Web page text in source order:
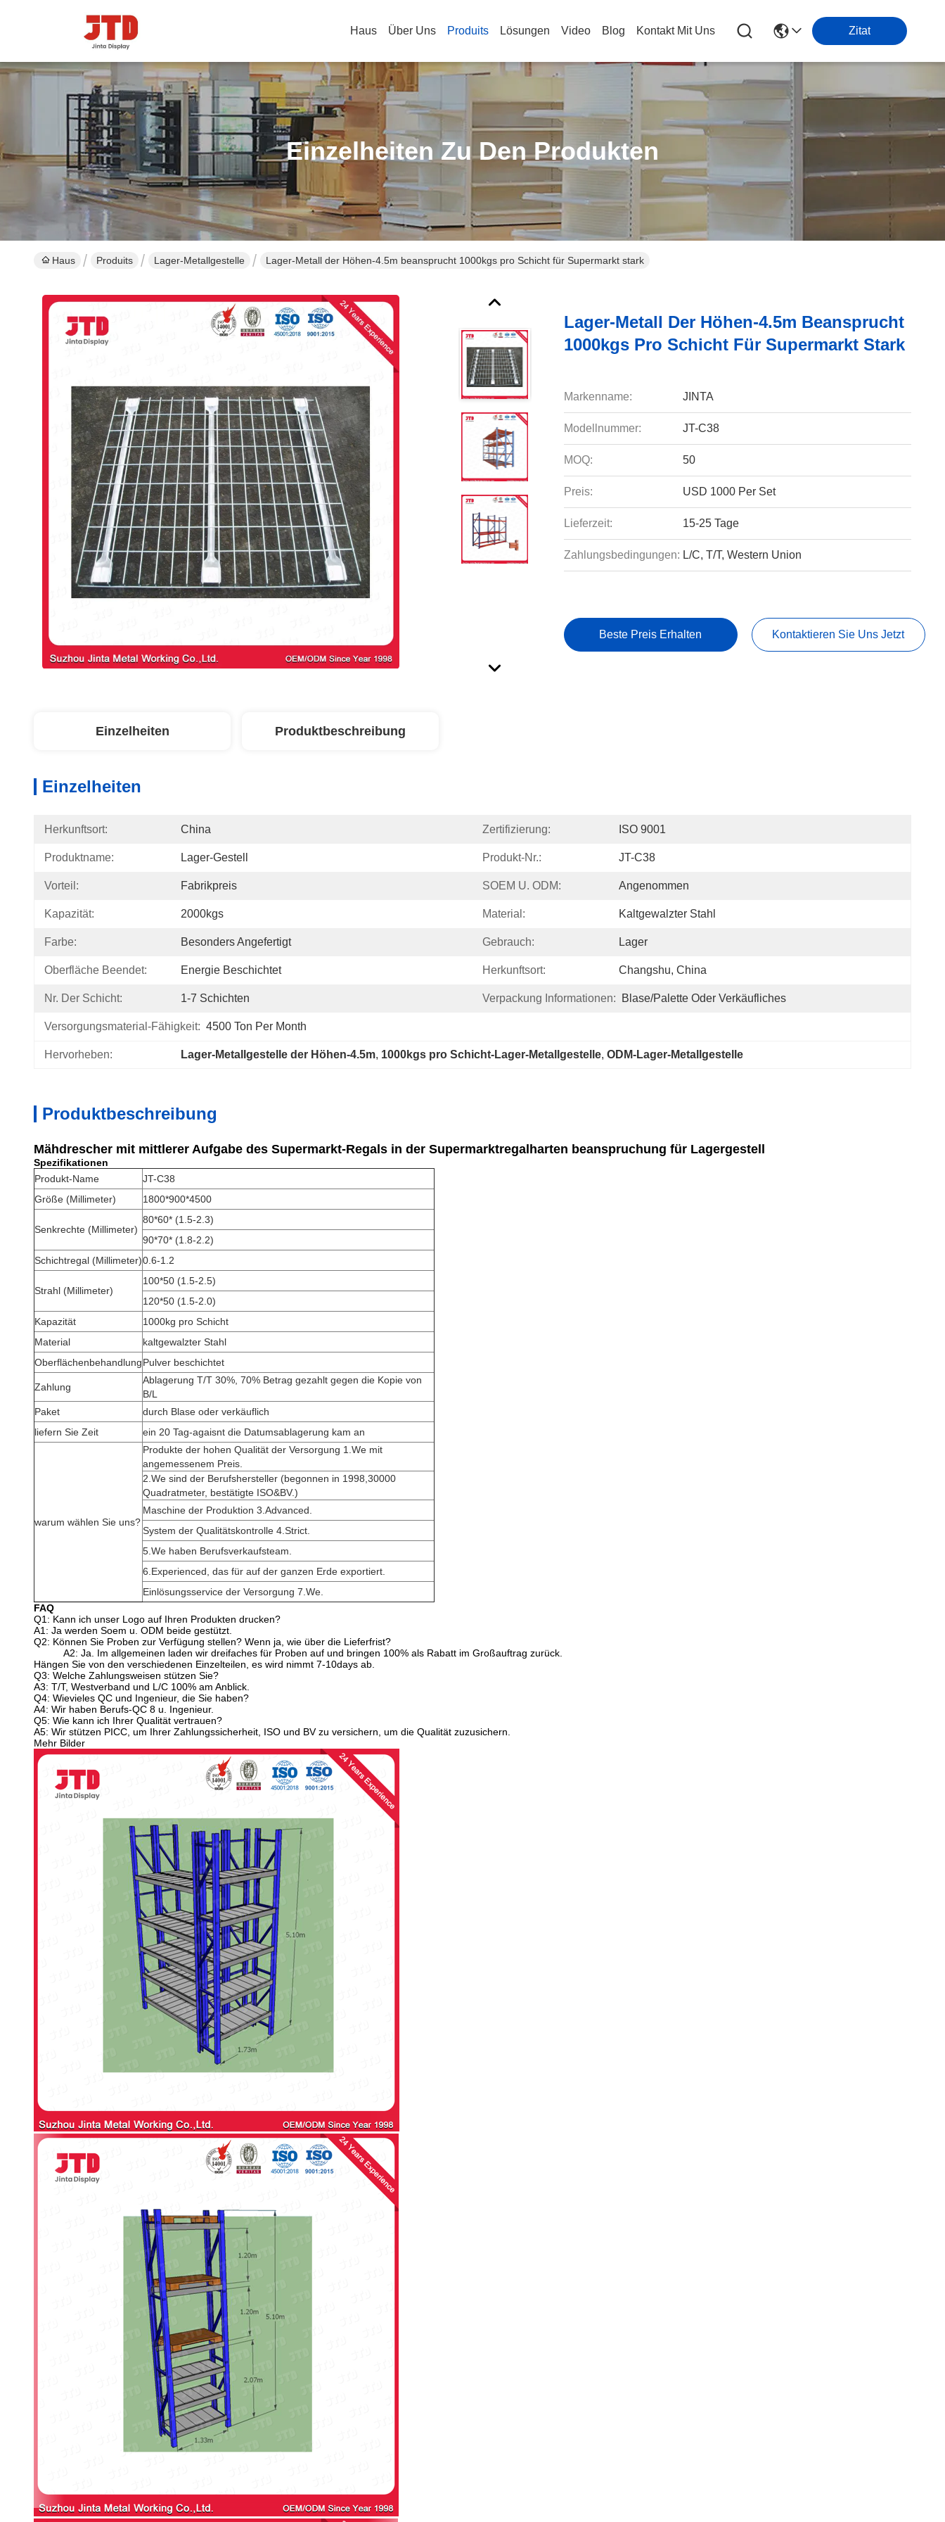
Haus Über Uns Produits Lösungen Video Blog Kontakt Mit Uns Zitat
Einzelheiten Zu Den Produkten
Haus Produits Lager-Metallgestelle Lager-Metall der Höhen-4.5m beansprucht 1000kgs pro Schicht für Supermarkt stark
Lager-Metall Der Höhen-4.5m Beansprucht
1000kgs Pro Schicht Für Supermarkt Stark
Markenname: JINTA
Modellnummer: JT-C38
MOQ: 50
Preis: USD 1000 Per Set
Lieferzeit: 15-25 Tage
Zahlungsbedingungen: L/C, T/T, Western Union
Beste Preis Erhalten Kontaktieren Sie Uns Jetzt
Einzelheiten Produktbeschreibung
Einzelheiten
Herkunftsort: China Zertifizierung: ISO 9001
Produktname: Lager-Gestell Produkt-Nr.: JT-C38
Vorteil: Fabrikpreis SOEM U. ODM: Angenommen
Kapazität: 2000kgs Material: Kaltgewalzter Stahl
Farbe: Besonders Angefertigt Gebrauch: Lager
Oberfläche Beendet: Energie Beschichtet Herkunftsort: Changshu, China
Nr. Der Schicht: 1-7 Schichten Verpackung Informationen: Blase/Palette Oder Verkäufliches
Versorgungsmaterial-Fähigkeit: 4500 Ton Per Month
Hervorheben: Lager-Metallgestelle der Höhen-4.5m, 1000kgs pro Schicht-Lager-Metallgestelle, ODM-Lager-Metallgestelle
Produktbeschreibung
Mähdrescher mit mittlerer Aufgabe des Supermarkt-Regals in der Supermarktregalharten beanspruchung für Lagergestell
Spezifikationen
Produkt-Name
JT-C38
Größe (Millimeter)
1800*900*4500
Senkrechte (Millimeter)
80*60* (1.5-2.3)
90*70* (1.8-2.2)
Schichtregal (Millimeter)0.6-1.2
Strahl (Millimeter)
100*50 (1.5-2.5)
120*50 (1.5-2.0)
Kapazität
1000kg pro Schicht
Material
kaltgewalzter Stahl
OberflächenbehandlungPulver beschichtet
Zahlung
Ablagerung T/T 30%, 70% Betrag gezahlt gegen die Kopie von
B/L
Paket
durch Blase oder verkäuflich
liefern Sie Zeit
ein 20 Tag-agaisnt die Datumsablagerung kam an
warum wählen Sie uns?
Produkte der hohen Qualität der Versorgung 1.We mit
angemessenem Preis.
2.We sind der Berufshersteller (begonnen in 1998,30000
Quadratmeter, bestätigte ISO&BV.)
Maschine der Produktion 3.Advanced.
System der Qualitätskontrolle 4.Strict.
5.We haben Berufsverkaufsteam.
6.Experienced, das für auf der ganzen Erde exportiert.
Einlösungsservice der Versorgung 7.We.
FAQ
Q1: Kann ich unser Logo auf Ihren Produkten drucken?
A1: Ja werden Soem u. ODM beide gestützt.
Q2: Können Sie Proben zur Verfügung stellen? Wenn ja, wie über die Lieferfrist?
A2: Ja. Im allgemeinen laden wir dreifaches für Proben auf und bringen 100% als Rabatt im Großauftrag zurück.
Hängen Sie von den verschiedenen Einzelteilen, es wird nimmt 7-10days ab.
Q3: Welche Zahlungsweisen stützen Sie?
A3: T/T, Westverband und L/C 100% am Anblick.
Q4: Wievieles QC und Ingenieur, die Sie haben?
A4: Wir haben Berufs-QC 8 u. Ingenieur.
Q5: Wie kann ich Ihrer Qualität vertrauen?
A5: Wir stützen PICC, um Ihrer Zahlungssicherheit, ISO und BV zu versichern, um die Qualität zuzusichern.
Mehr Bilder